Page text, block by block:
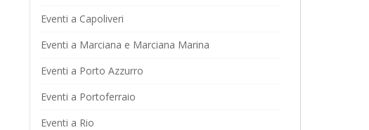
Eventi a Capoliveri
Eventi a Marciana e Marciana Marina
Eventi a Porto Azzurro
Eventi a Portoferraio
Eventi a Rio